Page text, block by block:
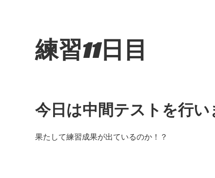
練習11日目
今日は中間テストを行い
果たして練習成果が出ているのか！？